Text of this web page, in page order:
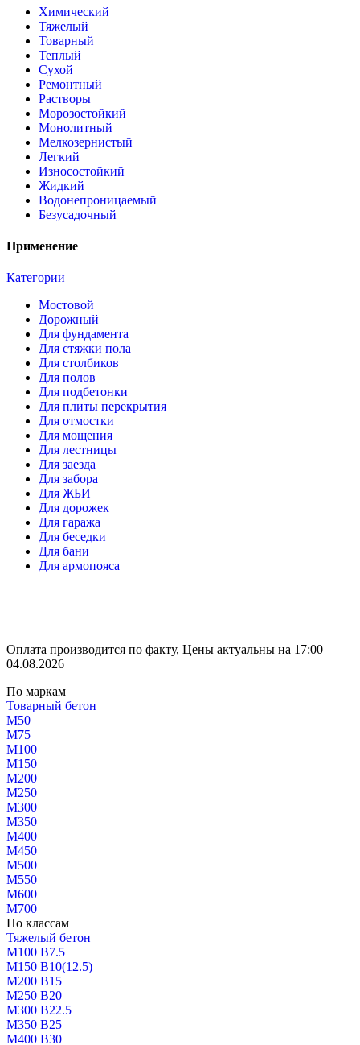
Химический
Тяжелый
Товарный
Теплый
Сухой
Ремонтный
Растворы
Морозостойкий
Монолитный
Мелкозернистый
Легкий
Износостойкий
Жидкий
Водонепроницаемый
Безусадочный
Применение
Категории
Мостовой
Дорожный
Для фундамента
Для стяжки пола
Для столбиков
Для полов
Для подбетонки
Для плиты перекрытия
Для отмостки
Для мощения
Для лестницы
Для заезда
Для забора
Для ЖБИ
Для дорожек
Для гаража
Для беседки
Для бани
Для армопояса
Оплата производится по факту, Цены актуальны на 17:00
04.08.2026
По маркам
Товарный бетон
М50
М75
М100
М150
М200
М250
М300
М350
М400
М450
М500
М550
М600
М700
По классам
Тяжелый бетон
М100 В7.5
М150 В10(12.5)
М200 В15
М250 В20
М300 В22.5
М350 В25
М400 В30